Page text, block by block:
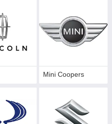
Mini Coopers